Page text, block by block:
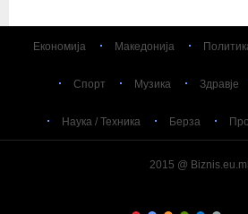
Економија Македонија
Спорт Музика Здравје
Наука / Техника Берза
2015 @